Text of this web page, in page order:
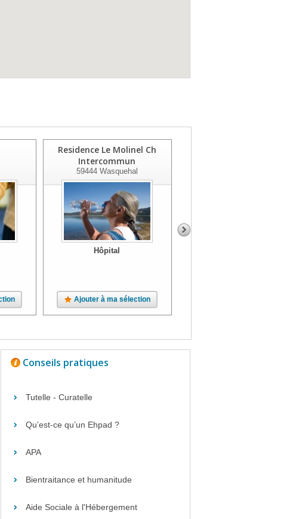
Residence Le Molinel Ch
Intercommun
59444Wasquehal
Hôpital
Ajouter à ma sélection
Conseils pratiques
Tutelle - Curatelle
Qu’est-ce qu’un Ehpad ?
APA
Bientraitance et humanitude
Aide Sociale à l'Hébergement